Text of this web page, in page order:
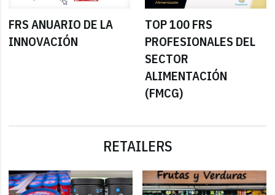
FRS ANUARIO DE LA
INNOVACIÓN
TOP 100 FRS
PROFESIONALES DEL
SECTOR
ALIMENTACIÓN
(FMCG)
RETAILERS